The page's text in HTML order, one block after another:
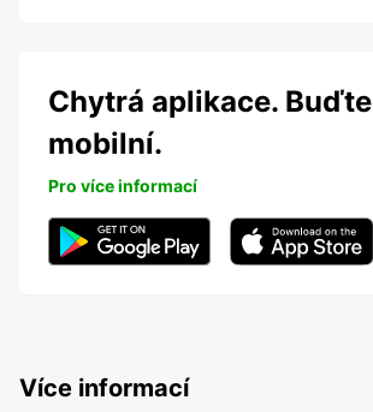
Chytrá aplikace. Buďte
mobilní.
Pro více informací
Více informací